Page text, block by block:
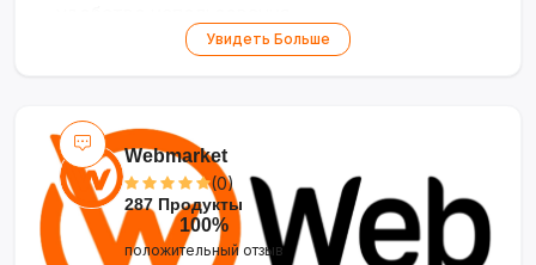
Полный комплект— всё необходимое
равномерный нагрев
Увидеть Больше
Webmarket
(0)
287 Продукты
100%
положительный отзыв